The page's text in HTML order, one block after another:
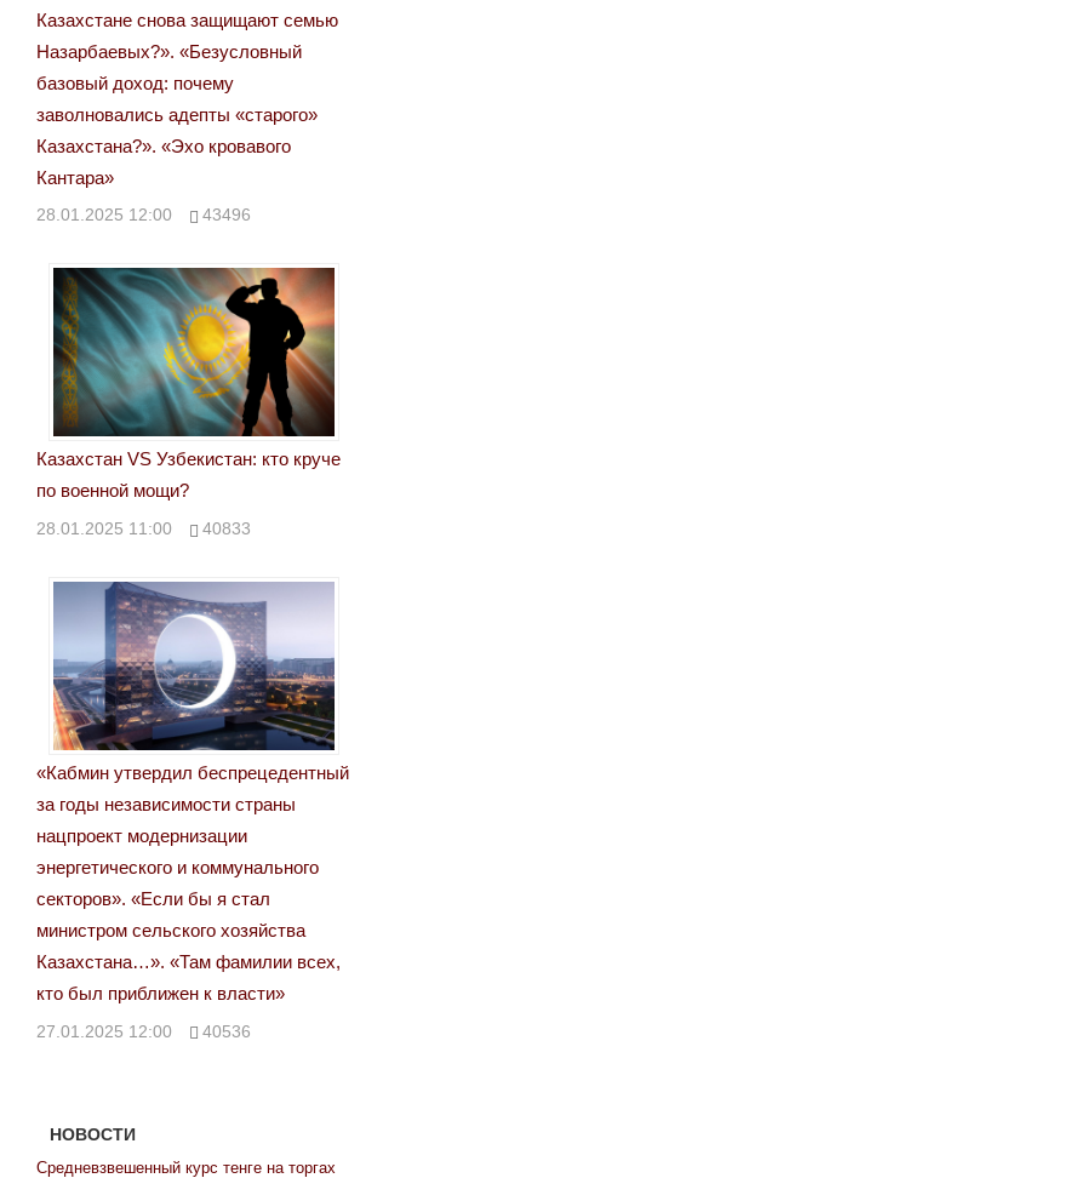
Казахстане снова защищают семью
Назарбаевых?». «Безусловный
базовый доход: почему
заволновались адепты «старого»
Казахстана?». «Эхо кровавого
Кантара»
28.01.2025 12:00 43496
Казахстан VS Узбекистан: кто круче
по военной мощи?
28.01.2025 11:00 40833
«Кабмин утвердил беспрецедентный
за годы независимости страны
нацпроект модернизации
энергетического и коммунального
секторов». «Если бы я стал
министром сельского хозяйства
Казахстана…». «Там фамилии всех,
кто был приближен к власти»
27.01.2025 12:00 40536
НОВОСТИ
Средневзвешенный курс тенге на торгах